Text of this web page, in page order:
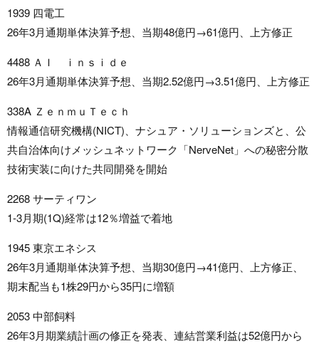
1939 四電工
26年3月通期単体決算予想、当期48億円→61億円、上方修正
4488 ＡＩ ｉｎｓｉｄｅ
26年3月通期単体決算予想、当期2.52億円→3.51億円、上方修正
338A ＺｅｎｍｕＴｅｃｈ
情報通信研究機構(NICT)、ナシュア・ソリューションズと、公
共自治体向けメッシュネットワーク「NerveNet」への秘密分散
技術実装に向けた共同開発を開始
2268 サーティワン
1-3月期(1Q)経常は12％増益で着地
1945 東京エネシス
26年3月通期単体決算予想、当期30億円→41億円、上方修正、
期末配当も1株29円から35円に増額
2053 中部飼料
26年3月期業績計画の修正を発表、連結営業利益は52億円から